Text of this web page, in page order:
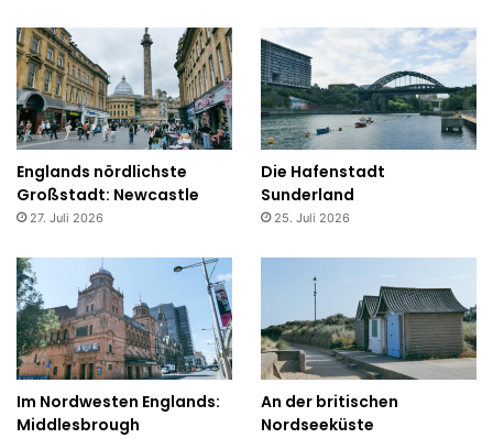
Englands nördlichste
Großstadt: Newcastle
27. Juli 2026
Die Hafenstadt
Sunderland
25. Juli 2026
Im Nordwesten Englands:
Middlesbrough
An der britischen
Nordseeküste